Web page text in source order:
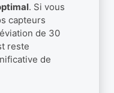
. Si vous
capteurs
de 30
reste
de